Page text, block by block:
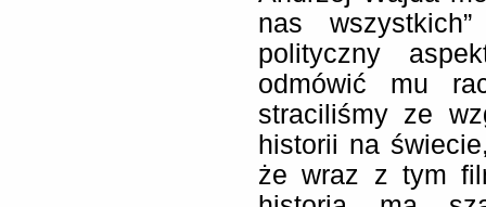
nas
polityczny
odmówić mu
straciliśmy ze
historii na
że wraz z tym